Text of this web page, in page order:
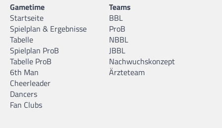
Gametime
Startseite
Spielplan & Ergebnisse
Tabelle
Spielplan ProB
Tabelle ProB
6th Man
Cheerleader
Dancers
Fan Clubs
Teams
BBL
ProB
NBBL
JBBL
Nachwuchskonzept
Ärzteteam